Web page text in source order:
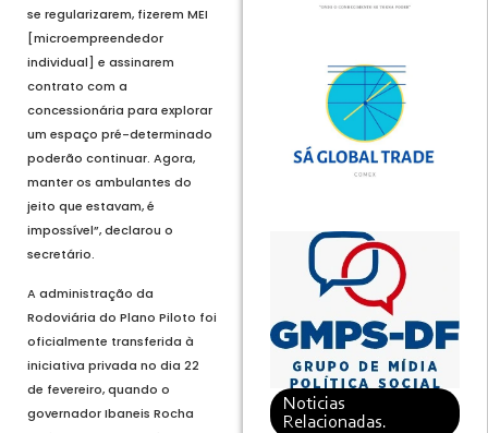
se regularizarem, fizerem MEI
[microempreendedor
individual] e assinarem
contrato com a
concessionária para explorar
um espaço pré-determinado
poderão continuar. Agora,
manter os ambulantes do
jeito que estavam, é
impossível”, declarou o
secretário.
A administração da
Rodoviária do Plano Piloto foi
oficialmente transferida à
iniciativa privada no dia 22
de fevereiro, quando o
governador Ibaneis Rocha
Noticias
Relacionadas.